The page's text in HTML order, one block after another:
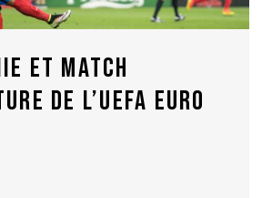
ET MATCH
DE L’UEFA EURO